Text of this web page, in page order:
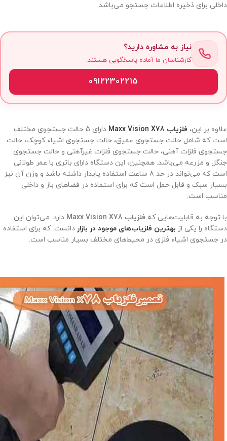
داخلی برای ذخیره اطلاعات جستجو می‌باشد.
نیاز به مشاوره دارید؟
کارشناسان ما آماده پاسخگویی هستند.
09122302215
علاوه بر این، فلزیاب Maxx Vision X78
دارای 5 حالت جستجوی مختلف
است که شامل حالت جستجوی عمیق، حالت جستجوی اشیاء کوچک، حالت
جستجوی فلزات آهنی، حالت جستجوی فلزات غیرآهنی و حالت جستجوی
جنگل و مزرعه می‌باشد. همچنین، این دستگاه دارای باتری با عمر طولانی
است که می‌تواند در حد 8 ساعت استفاده پایدار داشته باشد و وزن آن نیز
بسیار سبک و قابل حمل است که برای استفاده در فضاهای باز و داخلی
مناسب است.
با توجه به قابلیت‌هایی که فلزیاب Maxx Vision X78
دارد. می‌توان این
دستگاه را یکی از بهترین فلزیاب‌های موجود در بازار دانست. که برای استفاده
در جستجوی اشیاء فلزی در محیط‌های مختلف بسیار مناسب است.